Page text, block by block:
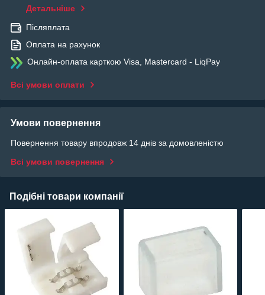
Детальніше
Післяплата
Оплата на рахунок
Онлайн-оплата карткою Visa, Mastercard - LiqPay
Всі умови оплати
Умови повернення
Повернення товару впродовж 14 днів за домовленістю
Всі умови повернення
Подібні товари компанії